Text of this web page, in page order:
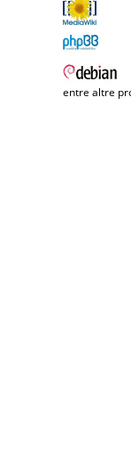
entre altre